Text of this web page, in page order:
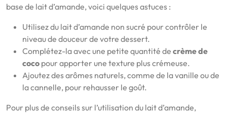
base de lait d’amande, voici quelques astuces :
Utilisez du lait d’amande non sucré pour contrôler le
niveau de douceur de votre dessert.
Complétez-la avec une petite quantité de crème de
coco pour apporter une texture plus crémeuse.
Ajoutez des arômes naturels, comme de la vanille ou de
la cannelle, pour rehausser le goût.
Pour plus de conseils sur l’utilisation du lait d’amande,